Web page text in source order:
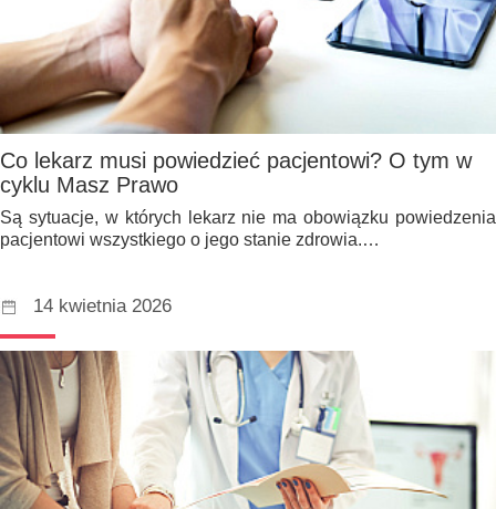
Co lekarz musi powiedzieć pacjentowi? O tym w
cyklu Masz Prawo
Są sytuacje, w których lekarz nie ma obowiązku powiedzenia
pacjentowi wszystkiego o jego stanie zdrowia.…
14 kwietnia 2026